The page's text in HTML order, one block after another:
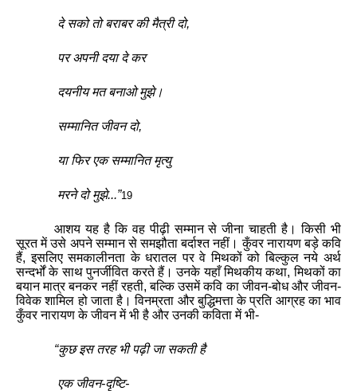
दे सको तो बराबर की मैत्री दो,
पर अपनी दया दे कर
दयनीय मत बनाओ मुझे।
सम्मानित जीवन दो,
या फिर एक सम्मानित मृत्यु
मरने दो मुझे...”19
आशय यह है कि वह पीढ़ी सम्मान से जीना चाहती है । किसी भी
सूरत में उसे अपने सम्मान से समझौता बर्दाश्त नहीं । कुँवर नारायण बड़े कवि
हैं,इसलिए समकालीनता के धरातल पर वे मिथकों को बिल्कुल नये अर्थ
सन्दर्भों के साथ पुनर्जीवित करते हैं। उनके यहाँ मिथकीय कथा,मिथकों का
बयान मात्र बनकर नहीं रहती,बल्कि उसमें कवि का जीवन-बोध और जीवन-
विवेक शामिल हो जाता है । विनम्रता और बुद्धिमत्ता के प्रति आग्रह का भाव
कुँवर नारायण के जीवन में भी है और उनकी कविता में भी-
“कुछ इस तरह भी पढ़ी जा सकती है
एक जीवन-दृष्टि-